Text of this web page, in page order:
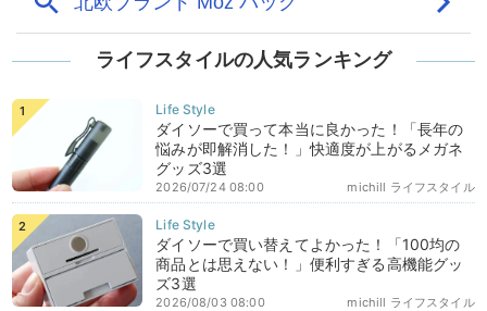
ライフスタイルの人気ランキング
ダイソーで買って本当に良かった！「長年の
悩みが即解消した！」快適度が上がるメガネ
グッズ3選
michill ライフスタイル
2026/07/24 08:00
ダイソーで買い替えてよかった！「100均の
商品とは思えない！」便利すぎる高機能グッ
ズ3選
michill ライフスタイル
2026/08/03 08:00